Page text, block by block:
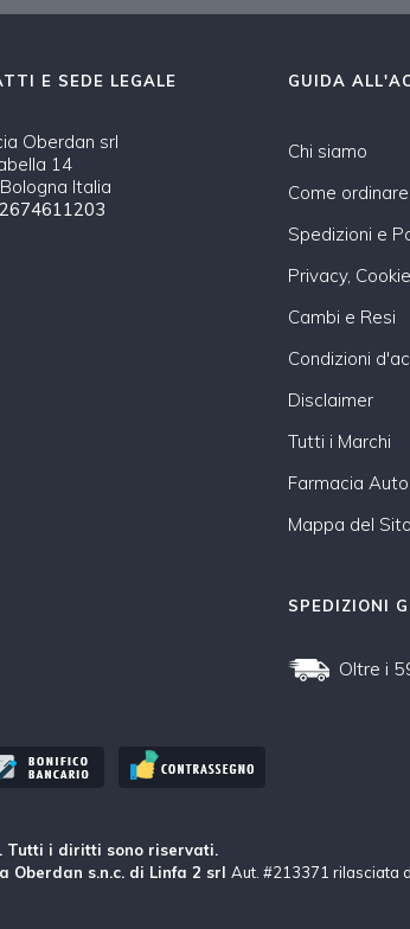
E SEDE LEGALE
Oberdan srl
14
Italia
GUIDA
Chi siamo
Come ordinare
Spedizioni e
Privacy,
Cambi e Resi
Condizioni
Disclaimer
Tutti i Marchi
Farmacia
Mappa del Sito
SPEDIZIONI
Oltre i
Tutti i diritti sono riservati.
Oberdan s.n.c. di Linfa 2 srl Aut. #213371 rilasciata